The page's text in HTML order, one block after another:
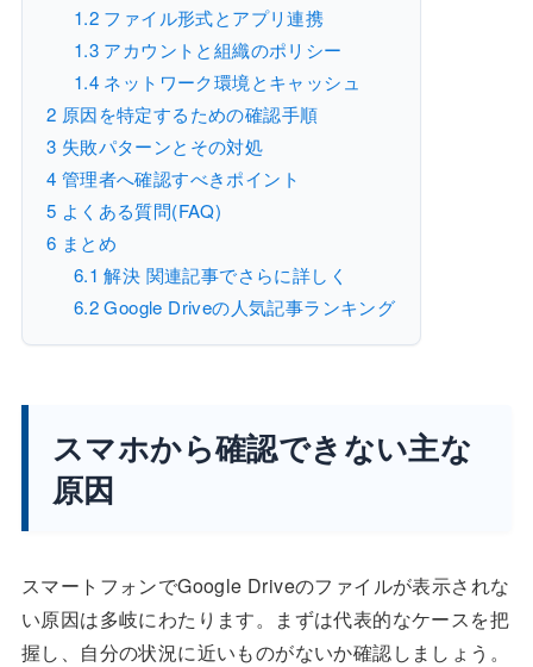
1.2ファイル形式とアプリ連携
1.3アカウントと組織のポリシー
1.4ネットワーク環境とキャッシュ
2 原因を特定するための確認手順
3 失敗パターンとその対処
4 管理者へ確認すべきポイント
5 よくある質問(FAQ)
6 まとめ
6.1 解決 関連記事でさらに詳しく
6.2Google Driveの人気記事ランキング
スマホから確認できない主な
原因
スマートフォンでGoogle Driveのファイルが表示されな
い原因は多岐にわたります。まずは代表的なケースを把
握し、自分の状況に近いものがないか確認しましょう。